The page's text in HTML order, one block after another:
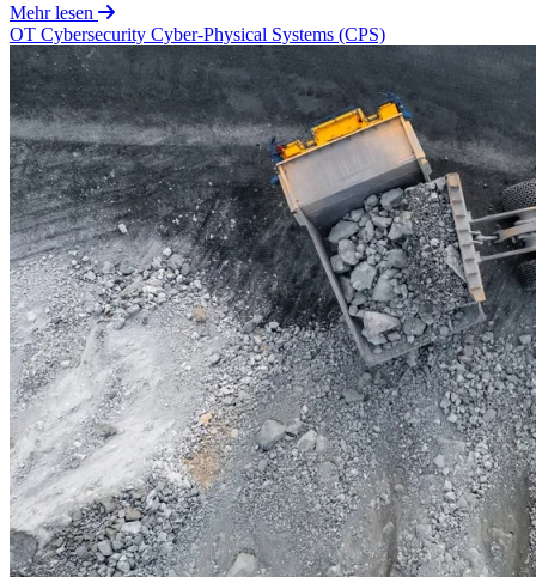
Mehr lesen
OT Cybersecurity Cyber-Physical Systems (CPS)